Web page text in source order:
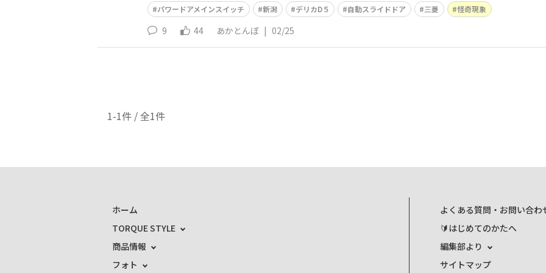
パワードアメインスイッチ 新潟 デリカD５ 自動スライドドア 三菱 怪奇現象
9 44 あかとんぼ | 02/25
1-1件 / 全1件
ホーム
TORQUE STYLE
商品情報
フォト
よくある質問・お問い合わ
🔰はじめてのかたへ
編集部より
サイトマップ